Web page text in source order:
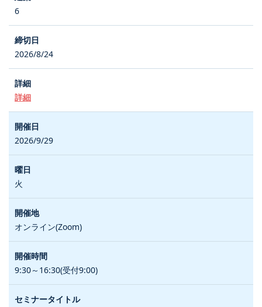
6
2026/8/24
詳細
2026/9/29
火
オンライン(Zoom)
9:30～16:30(受付9:00)